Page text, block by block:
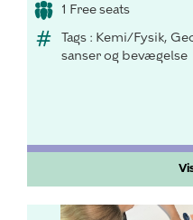
1 Free seats
Tags : Kemi/Fysik,
sanser og bevægelse